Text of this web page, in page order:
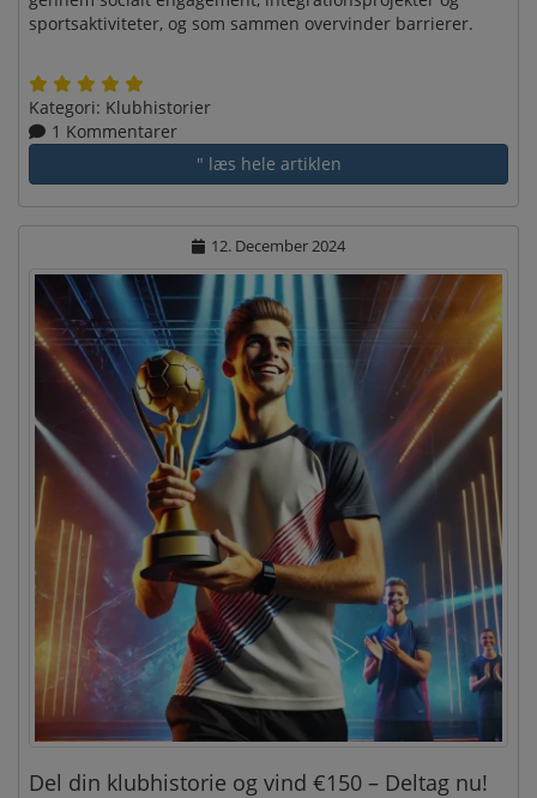
sportsaktiviteter, og som sammen overvinder barrierer.
Kategori: Klubhistorier
1 Kommentarer
" læs hele artiklen
12. December 2024
Del din klubhistorie og vind €150 – Deltag nu!